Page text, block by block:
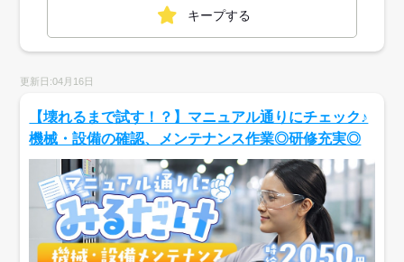
キープする
更新日:04月16日
【壊れるまで試す！？】マニュアル通りにチェック♪
機械・設備の確認、メンテナンス作業◎研修充実◎